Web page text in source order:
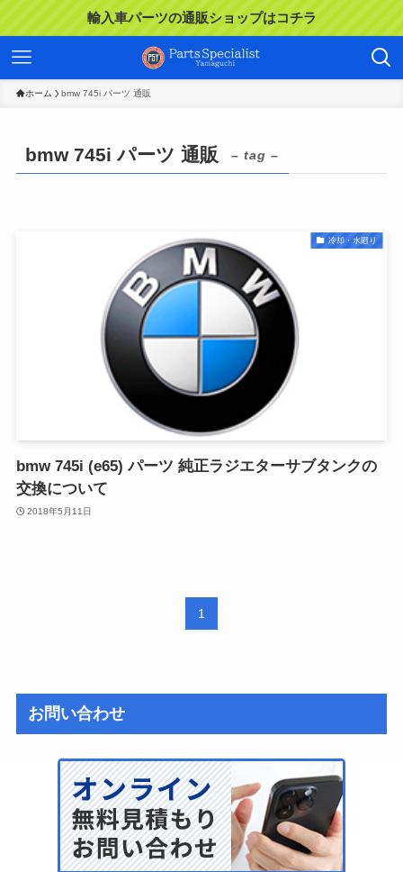
輸入車パーツの通販ショップはコチラ
ホーム bmw 745i パーツ 通販
bmw 745i パーツ 通販 – tag –
冷却・水廻り
bmw 745i (e65) パーツ 純正ラジエターサブタンクの
交換について
2018年5月11日
1
お問い合わせ